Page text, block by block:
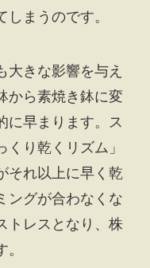
まうのです。
大きな影響を与え
から素焼き鉢に変
に早まります。ス
くり乾くリズム」
それ以上に早く乾
ングが合わなくな
トレスとなり、株